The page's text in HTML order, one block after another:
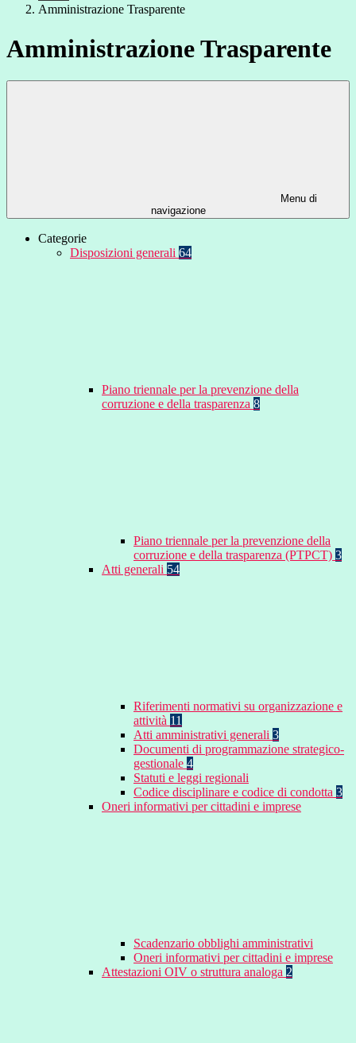
Amministrazione Trasparente
Amministrazione Trasparente
Menu di
navigazione
Categorie
Disposizioni generali 64
Piano triennale per la prevenzione della
corruzione e della trasparenza 8
Piano triennale per la prevenzione della
corruzione e della trasparenza (PTPCT) 3
Atti generali 54
Riferimenti normativi su organizzazione e
attività 11
Atti amministrativi generali 3
Documenti di programmazione strategico-
gestionale 4
Statuti e leggi regionali
Codice disciplinare e codice di condotta 3
Oneri informativi per cittadini e imprese
Scadenzario obblighi amministrativi
Oneri informativi per cittadini e imprese
Attestazioni OIV o struttura analoga 2